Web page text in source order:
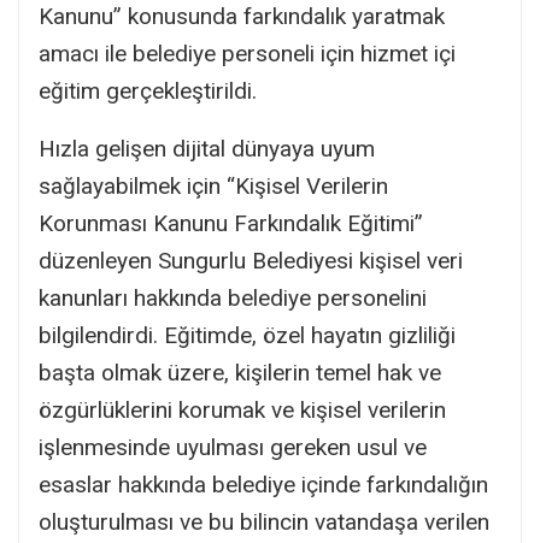
Kanunu” konusunda farkındalık yaratmak
amacı ile belediye personeli için hizmet içi
eğitim gerçekleştirildi.
Hızla gelişen dijital dünyaya uyum
sağlayabilmek için “Kişisel Verilerin
Korunması Kanunu Farkındalık Eğitimi”
düzenleyen Sungurlu Belediyesi kişisel veri
kanunları hakkında belediye personelini
bilgilendirdi. Eğitimde, özel hayatın gizliliği
başta olmak üzere, kişilerin temel hak ve
özgürlüklerini korumak ve kişisel verilerin
işlenmesinde uyulması gereken usul ve
esaslar hakkında belediye içinde farkındalığın
oluşturulması ve bu bilincin vatandaşa verilen